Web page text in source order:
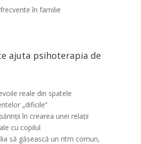
în familie
ajuta psihoterapia de
reale din spatele
„dificile”
în crearea unei relații
cu copilul
să găsească un ritm comun,